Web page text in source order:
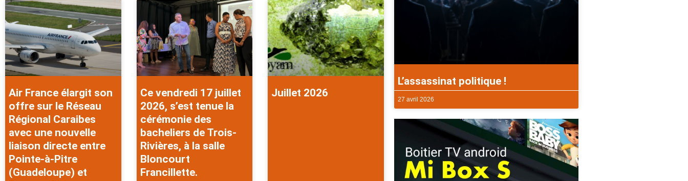
Air France élargit son
offre sur le Réseau
Régional Caraibes
avec une nouvelle
liaison directe entre
Pointe-à-Pitre
(Guadeloupe) et
Ce vendredi 17 juillet
2026, s’est tenue la
cérémonie des
bacheliers de Trois-
Rivières, à la salle
Bloncourt
Francillette.
Juillet 2026
L’assassinat politique !
27 avril 2026